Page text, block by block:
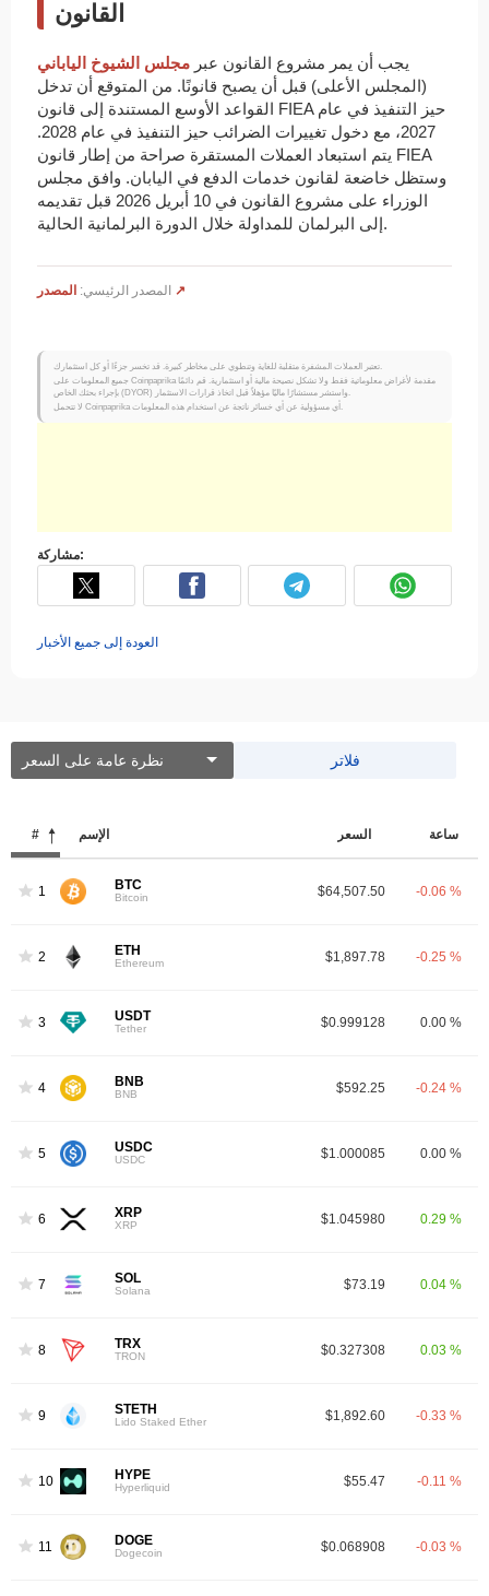
القانون
يجب أن يمر مشروع القانون عبر مجلس الشيوخ الياباني
(المجلس الأعلى) قبل أن يصبح قانونًا. من المتوقع أن تدخل
القواعد الأوسع المستندة إلى قانون FIEA حيز التنفيذ في عام
2027، مع دخول تغييرات الضرائب حيز التنفيذ في عام 2028.
يتم استبعاد العملات المستقرة صراحة من إطار قانون FIEA
وستظل خاضعة لقانون خدمات الدفع في اليابان. وافق مجلس
الوزراء على مشروع القانون في 10 أبريل 2026 قبل تقديمه
إلى البرلمان للمداولة خلال الدورة البرلمانية الحالية.
المصدر الرئيسي: المصدر ↗
تعتبر العملات المشفرة متقلبة للغاية وتنطوي على مخاطر كبيرة. قد تخسر جزءًا أو كل استثمارك.
جميع المعلومات على Coinpaprika مقدمة لأغراض معلوماتية فقط ولا تشكل نصيحة مالية أو استثمارية. قم دائمًا
مشاركة:
العودة إلى جميع الأخبار
نظرة عامة على السعر فلاتر
# الإسم السعر ساعة
1 BTC
Bitcoin $64,507.50 -0.06 %
2 ETH
Ethereum $1,897.78 -0.25 %
3 USDT
Tether $0.999128 0.00 %
4 BNB
BNB $592.25 -0.24 %
5 USDC
USDC $1.000085 0.00 %
6 XRP
XRP $1.045980 0.29 %
7 SOL
Solana $73.19 0.04 %
8 TRX
TRON $0.327308 0.03 %
9 STETH
Lido Staked Ether $1,892.60 -0.33 %
10 HYPE
Hyperliquid $55.47 -0.11 %
11 DOGE
Dogecoin $0.068908 -0.03 %